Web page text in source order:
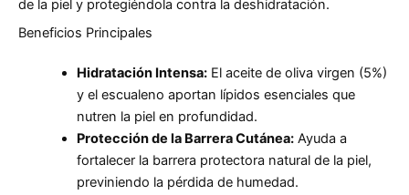
de la piel y protegiéndola contra la deshidratación.
Beneficios Principales
Hidratación Intensa:El aceite de oliva virgen (5%)
y el escualeno aportan lípidos esenciales que
nutren la piel en profundidad.
Protección de la Barrera Cutánea:Ayuda a
fortalecer la barrera protectora natural de la piel,
previniendo la pérdida de humedad.